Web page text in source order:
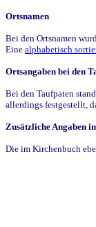
Ortsnamen
Bei den Ortsnamen
Eine alphabetisch
Ortsangaben bei den
Bei den Taufpaten
allerdings festgestellt,
Zusätzliche Angaben
Die im Kirchenbuch